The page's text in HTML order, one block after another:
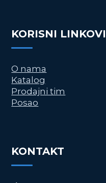
KORISNI LINKOVI
O nama
Katalog
Prodajni tim
Posao
KONTAKT